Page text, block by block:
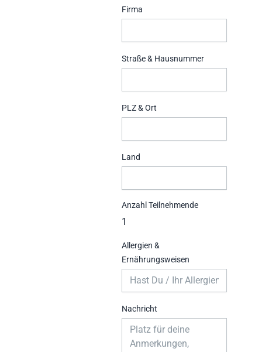
Firma
Straße & Hausnummer
PLZ & Ort
Land
Anzahl Teilnehmende
Allergien &
Ernährungsweisen
Nachricht